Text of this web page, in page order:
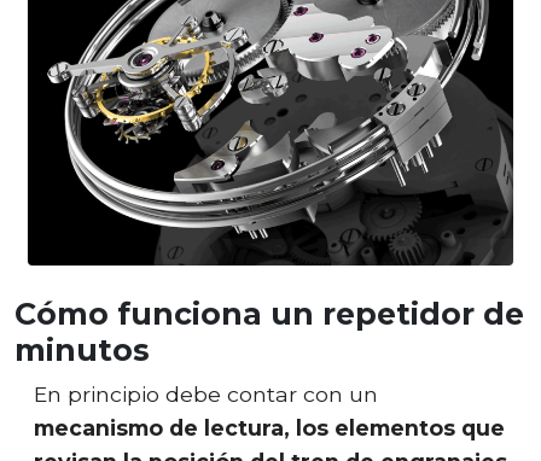
Cómo funciona un repetidor de
minutos
En principio debe contar con un
mecanismo de lectura, los elementos que